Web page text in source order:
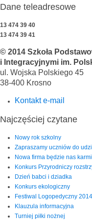
Dane teleadresowe
13 474 39 40
13 474 39 41
© 2014 Szkoła
i Integracyjnymi im.
ul. Wojska Polskiego 45
38-400 Krosno
Kontakt e-mail
Najczęściej czytane
Nowy rok szkolny
Zapraszamy uczniów do
Nowa firma będzie nas
Konkurs Przyrodniczy
Dzień babci i dziadka
Konkurs ekologiczny
Festiwal Logopedyczny 2014
Klauzula informacyjna
Turniej piłki nożnej